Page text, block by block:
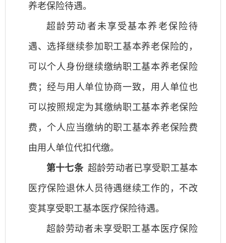
养老保险待遇。
超龄劳动者未享受基本养老保险待
遇、选择继续参加职工基本养老保险的，
可以个人身份继续缴纳职工基本养老保险
费；经与用人单位协商一致，用人单位也
可以按照规定为其缴纳职工基本养老保险
费，个人应当缴纳的职工基本养老保险费
由用人单位代扣代缴。
第十七条超龄劳动者已享受职工基本
医疗保险退休人员待遇继续工作的，不改
变其享受职工基本医疗保险待遇。
超龄劳动者未享受职工基本医疗保险